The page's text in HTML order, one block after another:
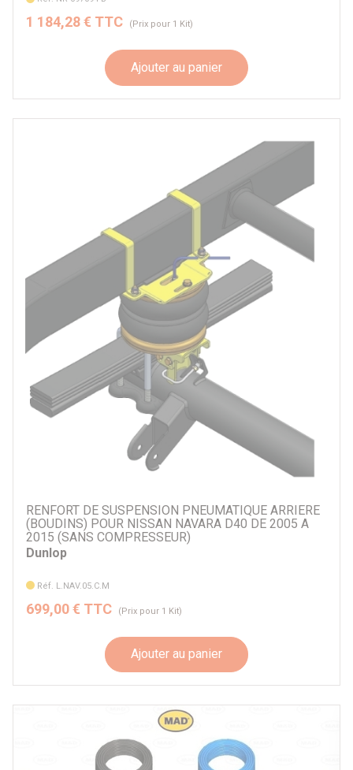
1 184,28 € TTC (Prix pour 1 Kit)
Ajouter au panier
RENFORT DE SUSPENSION PNEUMATIQUE ARRIERE
(BOUDINS) POUR NISSAN NAVARA D40 DE 2005 A
2015 (SANS COMPRESSEUR)
Dunlop
Réf. L.NAV.05.C.M
699,00 € TTC (Prix pour 1 Kit)
Ajouter au panier